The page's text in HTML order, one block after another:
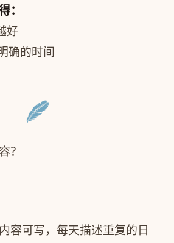
：
好
确的时间
？
容可写，每天描述重复的日